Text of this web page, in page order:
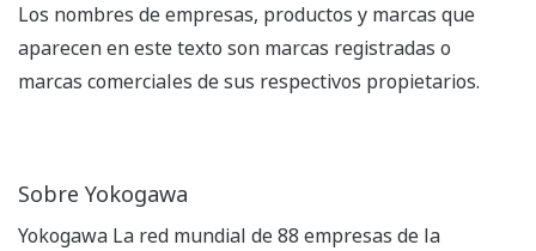
Los nombres de empresas, productos y marcas que
aparecen en este texto son marcas registradas o
marcas comerciales de sus respectivos propietarios.
Sobre Yokogawa
Yokogawa La red mundial de 88 empresas de la